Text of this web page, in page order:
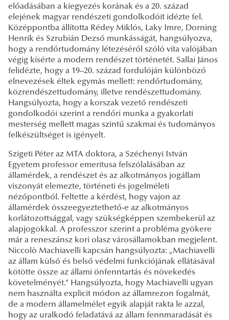
előadásában a kiegyezés korának és a 20. század
elejének magyar rendészeti gondolkodóit idézte fel.
Középpontba állította Rédey Miklós, Laky Imre, Dorning
Henrik és Szrubián Dezső munkásságát, hangsúlyozva,
hogy a rendőrtudomány létezéséről szóló vita valójában
végig kísérte a modern rendészet történetét. Sallai János
felidézte, hogy a 19–20. század fordulóján különböző
elnevezések éltek egymás mellett: rendőrtudomány,
közrendészettudomány, illetve rendészettudomány.
Hangsúlyozta, hogy a korszak vezető rendészeti
gondolkodói szerint a rendőri munka a gyakorlati
mesterség mellett magas szintű szakmai és tudományos
felkészültséget is igényelt.
Szigeti Péter az MTA doktora, a Széchenyi István
Egyetem professor emeritusa felszólalásában az
államérdek, a rendészet és az alkotmányos jogállam
viszonyát elemezte, történeti és jogelméleti
nézőpontból. Feltette a kérdést, hogy vajon az
államérdek összeegyeztethető-e az alkotmányos
korlátozottsággal, vagy szükségképpen szembekerül az
alapjogokkal. A professzor szerint a probléma gyökere
már a reneszánsz kori olasz városállamokban megjelent.
Niccolò Machiavelli kapcsán hangsúlyozta: „Machiavelli
az állam külső és belső védelmi funkciójának ellátásával
kötötte össze az állami önfenntartás és növekedés
követelményét.” Hangsúlyozta, hogy Machiavelli ugyan
nem használta explicit módon az államrezon fogalmát,
de a modern államelmélet egyik alapját rakta le azzal,
hogy az uralkodó feladatává az állam fennmaradását és